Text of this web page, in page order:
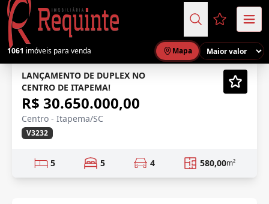
Favoritos
1061 imóveis para venda Mapa
CENTRO, ITAPEMA
Vídeo
Lançamento
LANÇAMENTO DE DUPLEX NO
CENTRO DE ITAPEMA!
R$ 30.650.000,00
Centro - Itapema/SC
V3232
5 5 4 580,00m²